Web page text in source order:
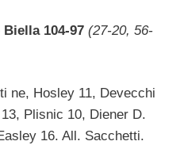
104-97 (27-20, 56-
ne, Hosley 11, Devecchi
Plisnic 10, Diener D.
16. All. Sacchetti.